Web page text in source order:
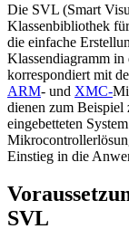
Die SVL (Smart
Klassenbibliothek
die einfache
Klassendiagramm
korrespondiert mit
ARM- und XMC-
dienen zum Beispiel
eingebetteten
Einstieg in die
SVL